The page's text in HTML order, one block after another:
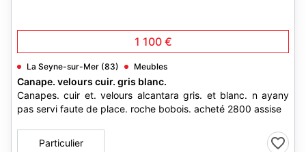
1 100 €
La Seyne-sur-Mer (83) Meubles
Canape. velours cuir. gris blanc.
Canapes. cuir et. velours alcantara gris. et blanc. n ayany
pas servi faute de place. roche bobois. acheté 2800 assise
Particulier